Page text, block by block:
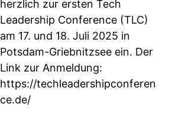
herzlich zur ersten Tech
Leadership Conference (TLC)
am 17. und 18. Juli 2025 in
Potsdam-Griebnitzsee ein. Der
Link zur Anmeldung:
https://techleadershipconferen
ce.de/